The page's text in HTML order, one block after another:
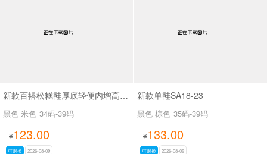
新款百搭松糕鞋厚底轻便内增高休闲鞋SA2168
黑色 米色 34码-39码
¥123.00
可退换 2026-08-09
新款单鞋SA18-23
黑色 棕色 35码-39码
¥133.00
可退换 2026-08-09